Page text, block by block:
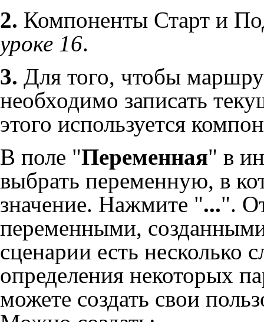
2. Компоненты Старт и
уроке 16.
3. Для того, чтобы
необходимо записать
этого используется
В поле "Переменная" в
выбрать переменную, в
значение. Нажмите "...".
переменными,
сценарии есть
определения некоторых
можете создать свои